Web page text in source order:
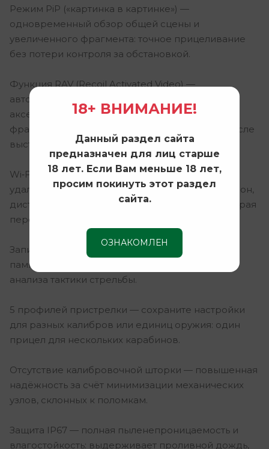
Режим PiP («картинка в картинке») —
одновременный обзор общей сцены и
увеличенного фрагмента: точное прицеливание
без потери контроля за обстановкой.
Функция RAV (Recoil Activated Video) —
автоматическая запись видео по выстрелу:
акселерометр фиксирует отдачу и сохраняет
фрагмент (несколько секунд до, во время и после
выстрела).
Wi‑Fi и мобильное приложение (iOS/Android) —
удалённая трансляция изображения на смартфон,
дистанционное управление настройками, быстрая
передача фото и видео.
Запись фото и видео со звуком — встроенная
память 64 ГБ для документирования охоты и
анализа тактики стрельбы.
5 профилей пристрелки — сохраните настройки
для разных калибров или единиц оружия: один
прицел для нескольких карабинов.
Отсутствие калибровочной шторки — повышенная
надёжность за счёт минимизации механических
узлов, склонных к поломкам.
Защита IP67 — полная пыленепроницаемость и
влагостойкость: выдерживает проливной дождь,
18+ ВНИМАНИЕ!
Данный раздел сайта
предназначен для лиц старше
18 лет. Если Вам меньше 18 лет,
просим покинуть этот раздел
сайта.
ОЗНАКОМЛЕН